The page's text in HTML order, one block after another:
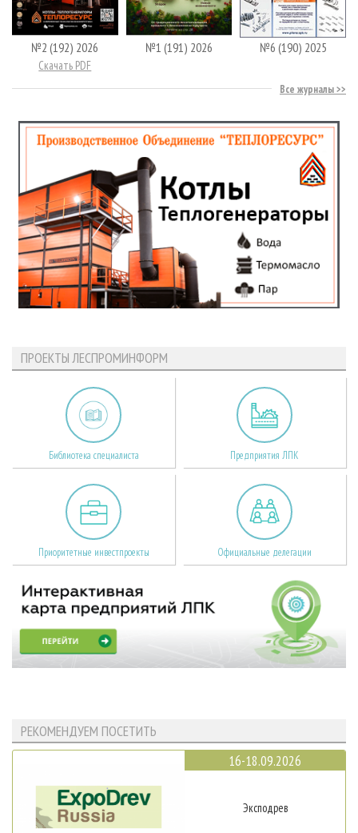
№2 (192) 2026
Скачать PDF
№1 (191) 2026 №6 (190) 2025
Все журналы
ПРОЕКТЫ ЛЕСПРОМИНФОРМ
Библиотека специалиста Предприятия ЛПК
Приоритетные инвестпроекты Официальные делегации
РЕКОМЕНДУЕМ ПОСЕТИТЬ
16-18.09.2026
Эксподрев